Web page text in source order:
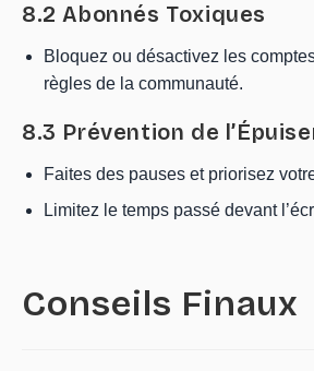
8.2 Abonnés Toxiques
Bloquez ou désactivez les
règles de la communauté.
8.3 Prévention de
Faites des pauses et priorisez
Limitez le temps passé devant
Conseils Finaux